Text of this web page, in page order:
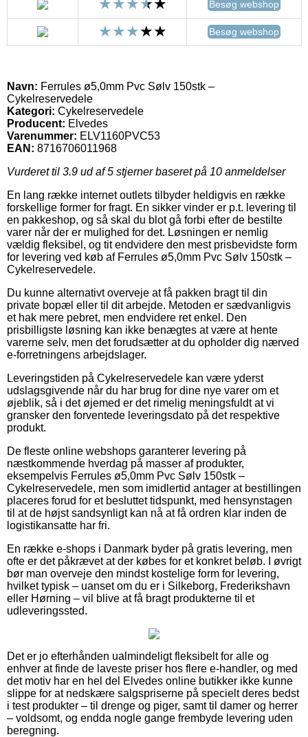
Besøg webshop
Besøg webshop
Navn: Ferrules ø5,0mm Pvc Sølv 150stk –
Cykelreservedele
Kategori: Cykelreservedele
Producent: Elvedes
Varenummer: ELV1160PVC53
EAN: 8716706011968
Vurderet til 3.9 ud af 5 stjerner baseret på 10 anmeldelser
En lang række internet outlets tilbyder heldigvis en række
forskellige former for fragt. En sikker vinder er p.t. levering til
en pakkeshop, og så skal du blot gå forbi efter de bestilte
varer når der er mulighed for det. Løsningen er nemlig
vældig fleksibel, og tit endvidere den mest prisbevidste form
for levering ved køb af Ferrules ø5,0mm Pvc Sølv 150stk –
Cykelreservedele.
Du kunne alternativt overveje at få pakken bragt til din
private bopæl eller til dit arbejde. Metoden er sædvanligvis
et hak mere pebret, men endvidere ret enkel. Den
prisbilligste løsning kan ikke benægtes at være at hente
varerne selv, men det forudsætter at du opholder dig nærved
e-forretningens arbejdslager.
Leveringstiden på Cykelreservedele kan være yderst
udslagsgivende når du har brug for dine nye varer om et
øjeblik, så i det øjemed er det rimelig meningsfuldt at vi
gransker den forventede leveringsdato på det respektive
produkt.
De fleste online webshops garanterer levering på
næstkommende hverdag på masser af produkter,
eksempelvis Ferrules ø5,0mm Pvc Sølv 150stk –
Cykelreservedele, men som imidlertid antager at bestillingen
placeres forud for et besluttet tidspunkt, med hensynstagen
til at de højst sandsynligt kan nå at få ordren klar inden de
logistikansatte har fri.
En række e-shops i Danmark byder på gratis levering, men
ofte er det påkrævet at der købes for et konkret beløb. I øvrigt
bør man overveje den mindst kostelige form for levering,
hvilket typisk – uanset om du er i Silkeborg, Frederikshavn
eller Hørning – vil blive at få bragt produkterne til et
udleveringssted.
Det er jo efterhånden ualmindeligt fleksibelt for alle og
enhver at finde de laveste priser hos flere e-handler, og med
det motiv har en hel del Elvedes online butikker ikke kunne
slippe for at nedskære salgspriserne på specielt deres bedst
i test produkter – til drenge og piger, samt til damer og herrer
– voldsomt, og endda nogle gange frembyde levering uden
beregning.